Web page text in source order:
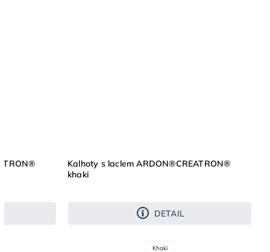
Kalhoty s laclem ARDON®CREATRON®
khaki
DETAIL
Khaki